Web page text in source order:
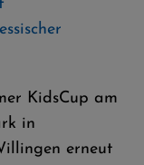
KidsCup am
in
erneut